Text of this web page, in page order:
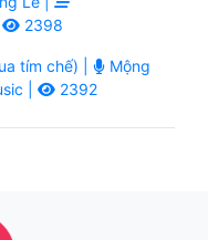
2398
tím chế) |
Mộng
| 2392